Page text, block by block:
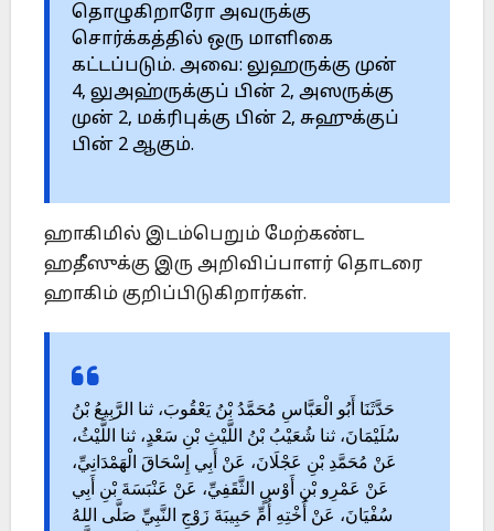
தொழுகிறாரோ அவருக்கு
சொர்க்கத்தில் ஒரு மாளிகை
கட்டப்படும். அவை: லுஹருக்கு முன்
4, லுஅஹ்ருக்குப் பின் 2, அஸருக்கு
முன் 2, மக்ரிபுக்கு பின் 2, சுஹுக்குப்
பின் 2 ஆகும்.
ஹாகிமில் இடம்பெறும் மேற்கண்ட
ஹதீஸுக்கு இரு அறிவிப்பாளர் தொடரை
ஹாகிம் குறிப்பிடுகிறார்கள்.
حَدَّثَنَا أَبُو الْعَبَّاسِ مُحَمَّدُ بْنُ يَعْقُوبَ، ثنا الرَّبِيعُ بْنُ
سُلَيْمَانَ، ثنا شُعَيْبُ بْنُ اللَّيْثِ بْنِ سَعْدٍ، ثنا اللَّيْثُ،
عَنْ مُحَمَّدِ بْنِ عَجْلَانَ، عَنْ أَبِي إِسْحَاقَ الْهَمْدَانِيِّ،
عَنْ عَمْرِو بْنِ أَوْسٍ الثَّقَفِيِّ، عَنْ عَنْبَسَةَ بْنِ أَبِي
سُفْيَانَ، عَنْ أُخْتِهِ أُمِّ حَبِيبَةَ زَوْجِ النَّبِيِّ صَلَّى اللهُ